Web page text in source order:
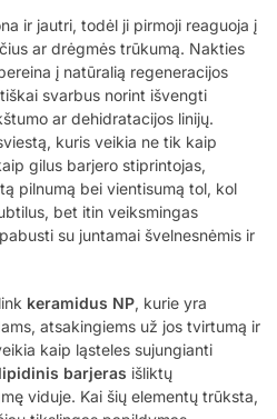
ir jautri, todėl ji pirmoji reaguoja į
ar drėgmės trūkumą. Nakties
į natūralią regeneracijos
svarbus norint išvengti
ar dehidratacijos linijų.
kuris veikia ne tik kaip
gilus barjero stiprintojas,
pilnumą bei vientisumą tol, kol
bet itin veiksmingas
su juntamai švelnesnėmis ir
keramidus NP, kurie yra
atsakingiems už jos tvirtumą ir
kaip ląsteles sujungianti
lipidinis barjeras išliktų
viduje. Kai šių elementų trūksta,